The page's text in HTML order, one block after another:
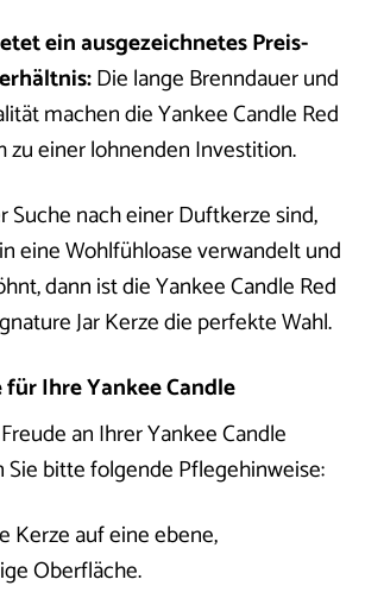
ein ausgezeichnetes Preis-
Die lange Brenndauer und
machen die Yankee Candle Red
zu einer lohnenden Investition.
Suche nach einer Duftkerze sind,
eine Wohlfühloase verwandelt und
dann ist die Yankee Candle Red
Jar Kerze die perfekte Wahl.
Ihre Yankee Candle
an Ihrer Yankee Candle
Sie bitte folgende Pflegehinweise:
Kerze auf eine ebene,
Oberfläche.